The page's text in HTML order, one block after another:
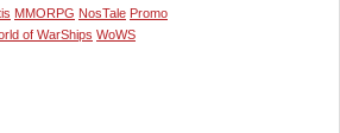
MMORPG NosTale Promo
of WarShips WoWS